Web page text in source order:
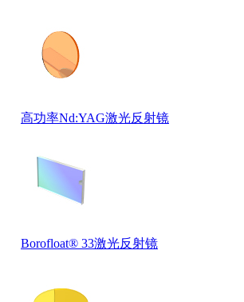
高功率Nd:YAG激光反射镜
Borofloat® 33激光反射镜